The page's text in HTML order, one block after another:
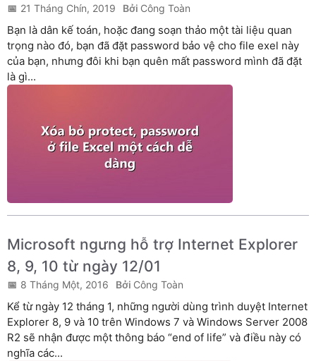
21 Tháng Chín, 2019 Công Toàn
Bạn là dân kế toán, hoặc đang soạn thảo một tài liệu quan
trọng nào đó, bạn đã đặt password bảo vệ cho file exel này
của bạn, nhưng đôi khi bạn quên mất password mình đã đặt
là gì...
Microsoft ngưng hỗ trợ Internet Explorer
8, 9, 10 từ ngày 12/01
8 Tháng Một, 2016 Công Toàn
Kể từ ngày 12 tháng 1, những người dùng trình duyệt Internet
Explorer 8, 9 và 10 trên Windows 7 và Windows Server 2008
R2 sẽ nhận được một thông báo “end of life” và điều này có
nghĩa các...